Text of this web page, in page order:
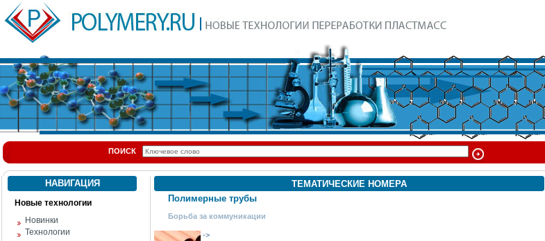
ПОИСК
НАВИГАЦИЯ
Новые технологии
Новинки
Технологии
ТЕМАТИЧЕСКИЕ НОМЕРА
Полимерные трубы
Борьба за коммуникации
->